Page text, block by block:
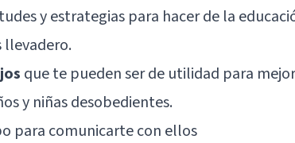
y estrategias para hacer de la
llevadero.
que te pueden ser de utilidad para
y niñas desobedientes.
para comunicarte con ellos